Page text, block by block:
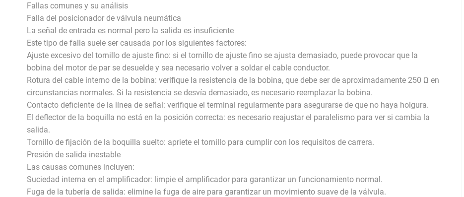
Fallas comunes y su análisis
Falla del posicionador de válvula neumática
La señal de entrada es normal pero la salida es insuficiente
Este tipo de falla suele ser causada por los siguientes factores:
Ajuste excesivo del tornillo de ajuste fino: si el tornillo de ajuste fino se ajusta demasiado, puede provocar que la
bobina del motor de par se desuelde y sea necesario volver a soldar el cable conductor.
Rotura del cable interno de la bobina: verifique la resistencia de la bobina, que debe ser de aproximadamente 250 Ω en
circunstancias normales. Si la resistencia se desvía demasiado, es necesario reemplazar la bobina.
Contacto deficiente de la línea de señal: verifique el terminal regularmente para asegurarse de que no haya holgura.
El deflector de la boquilla no está en la posición correcta: es necesario reajustar el paralelismo para ver si cambia la
salida.
Tornillo de fijación de la boquilla suelto: apriete el tornillo para cumplir con los requisitos de carrera.
Presión de salida inestable
Las causas comunes incluyen:
Suciedad interna en el amplificador: limpie el amplificador para garantizar un funcionamiento normal.
Fuga de la tubería de salida: elimine la fuga de aire para garantizar un movimiento suave de la válvula.